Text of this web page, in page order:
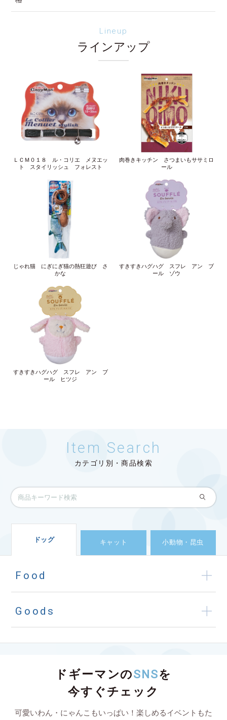
Lineup
ラインアップ
ＬＣＭ０１８ ル・コリエ メヌエッ
ト スタイリッシュ フォレスト
肉巻きキッチン さつまいもササミロ
ール
じゃれ猫 にぎにぎ猫の熱狂遊び さ
かな
すきすきハグハグ スフレ アン ブ
ール ゾウ
すきすきハグハグ スフレ アン ブ
ール ヒツジ
Item Search
カテゴリ別・商品検索
ドッグ キャット 小動物・昆虫
Food
Goods
ドギーマンのSNSを
今すぐチェック
可愛いわん・にゃんこもいっぱい！楽しめるイベントもた